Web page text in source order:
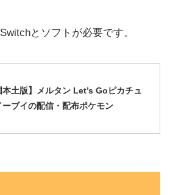
とソフトが必要です。
本土版】メルタン Let’s Goピカチュ
ーブイの配信・配布ポケモン